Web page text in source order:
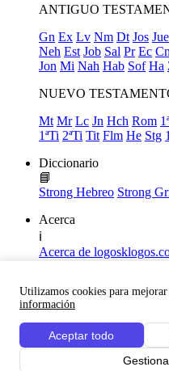
Utilizamos cookies para
información
Aceptar todo
ANTIGUO
Gn Ex Lv Nm Dt Jos
Neh Est Job Sal Pr Ec
Jon Mi Nah Hab Sof Ha
NUEVO
Mt Mr Lc Jn Hch Rom
1ªTi 2ªTi Tit Flm He Stg
Diccionario
📘
Strong Hebreo Strong
Acerca
ℹ️
Acerca de
Links útiles
Facebook